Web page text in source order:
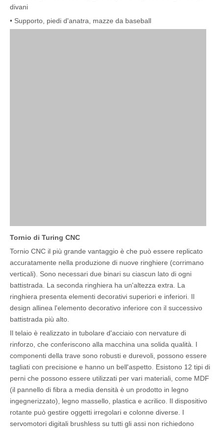
divani
• Supporto, piedi d'anatra, mazze da baseball
Tornio di Turing CNC
Tornio CNC il più grande vantaggio è che può essere replicato
accuratamente nella produzione di nuove ringhiere (corrimano
verticali). Sono necessari due binari su ciascun lato di ogni
battistrada. La seconda ringhiera ha un'altezza extra. La
ringhiera presenta elementi decorativi superiori e inferiori. Il
design allinea l'elemento decorativo inferiore con il successivo
battistrada più alto.
Il telaio è realizzato in tubolare d'acciaio con nervature di
rinforzo, che conferiscono alla macchina una solida qualità. I
componenti della trave sono robusti e durevoli, possono essere
tagliati con precisione e hanno un bell'aspetto. Esistono 12 tipi di
perni che possono essere utilizzati per vari materiali, come MDF
(il pannello di fibra a media densità è un prodotto in legno
ingegnerizzato), legno massello, plastica e acrilico. Il dispositivo
rotante può gestire oggetti irregolari e colonne diverse. I
servomotori digitali brushless su tutti gli assi non richiedono